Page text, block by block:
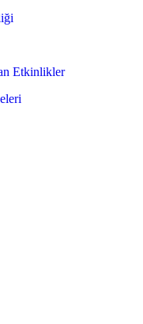
Etkinlikler